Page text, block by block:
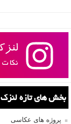
بخش های تازه لنزک
پروژه های عکاسی